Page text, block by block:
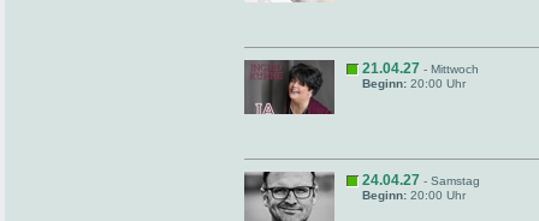
21.04.27 - Mittwoch
Beginn: 20:00 Uhr
24.04.27 - Samstag
Beginn: 20:00 Uhr